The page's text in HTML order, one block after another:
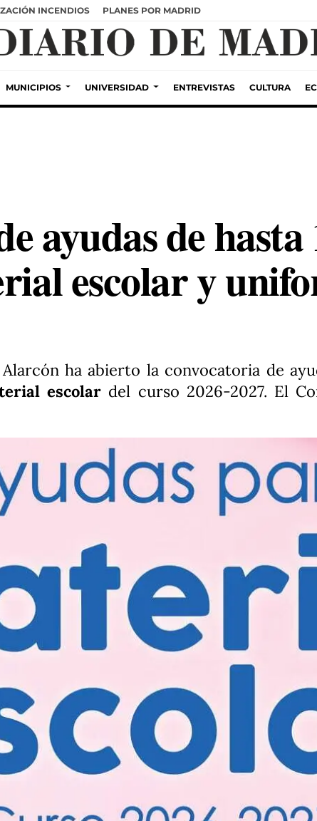
INCENDIOS PLANES POR MADRID
MUNICIPIOS UNIVERSIDAD ENTREVISTAS CULTURA
ayudas de
escolar y
ha abierto la convocatoria de
escolar del curso 2026-2027. El